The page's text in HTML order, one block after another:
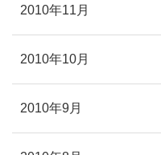
2010年11月
2010年10月
2010年9月